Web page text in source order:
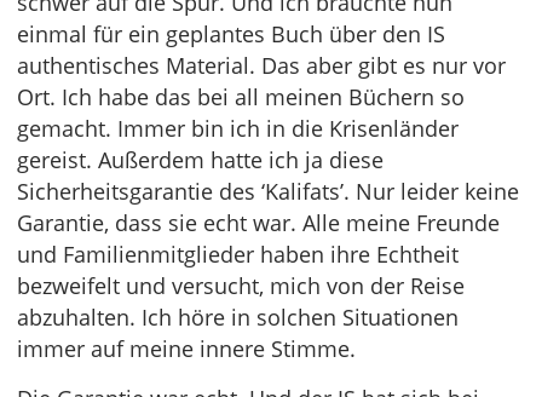
einmal für ein geplantes Buch über den IS
authentisches Material. Das aber gibt es nur vor
Ort. Ich habe das bei all meinen Büchern so
gemacht. Immer bin ich in die Krisenländer
gereist. Außerdem hatte ich ja diese
Sicherheitsgarantie des ‘Kalifats’. Nur leider keine
Garantie, dass sie echt war. Alle meine Freunde
und Familienmitglieder haben ihre Echtheit
bezweifelt und versucht, mich von der Reise
abzuhalten. Ich höre in solchen Situationen
immer auf meine innere Stimme.